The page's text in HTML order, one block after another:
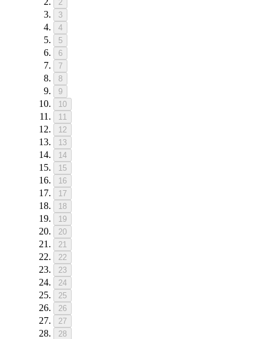
2
3
4
5
6
7
8
9
10
11
12
13
14
15
16
17
18
19
20
21
22
23
24
25
26
27
28